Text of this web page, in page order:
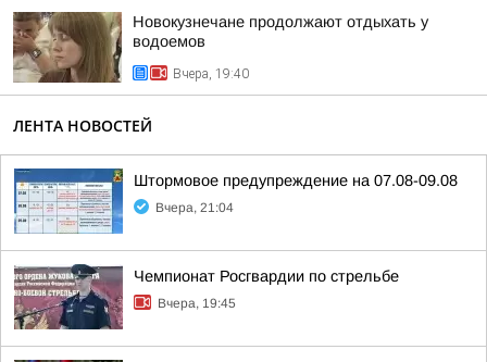
Новокузнечане продолжают отдыхать у
водоемов
Вчера, 19:40
ЛЕНТА НОВОСТЕЙ
Штормовое предупреждение на 07.08-09.08
Вчера, 21:04
Чемпионат Росгвардии по стрельбе
Вчера, 19:45